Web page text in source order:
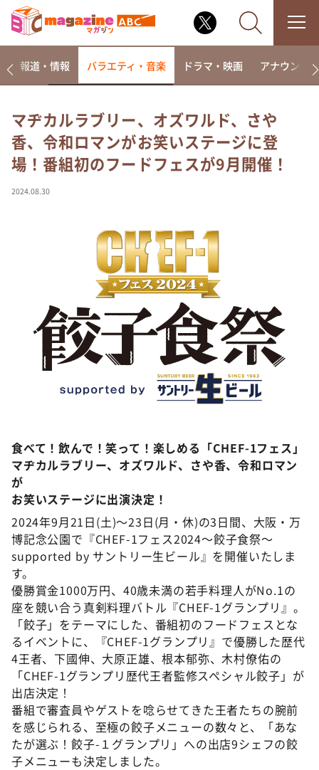
なるみ・岡村の過ぎるTV
相席食堂
これ余談なんですけど・・・
探偵！ナイトスクープ
news おかえり
河合＆A.B.C-Z塚田×福井アナ「なんでやねん！？」
（news おかえり）
DAIGOも台所 ～きょうの献立 何にする？～
本日はダイアンなり！シーズン２
朝だ！生です旅サラダ
教えて！ニュースライブ 正義のミカタ
新婚さんいらっしゃい！
ポツンと一軒家
ザキ山小屋本館
ぺこぱのまるスポ
アナ回覧板
報道・情報 バラエティ・音楽 ドラマ・映画 アナウンサー
マヂカルラブリー、オズワルド、さや
香、令和ロマンがお笑いステージに登
場！番組初のフードフェスが9月開催！
2024.08.30
©ABCテレビ
食べて！飲んで！笑って！楽しめる「CHEF-1フェス」
マヂカルラブリー、オズワルド、さや香、令和ロマン
が
お笑いステージに出演決定！
2024年9月21日(土)～23日(月・休)の3日間、大阪・万
博記念公園で『CHEF-1フェス2024～餃子食祭～
supported by サントリー生ビール』を開催いたしま
す。
優勝賞金1000万円、40歳未満の若手料理人がNo.1の
座を競い合う真剣料理バトル『CHEF-1グランプリ』。
「餃子」をテーマにした、番組初のフードフェスとな
るイベントに、『CHEF-1グランプリ』で優勝した歴代
4王者、下國伸、大原正雄、根本郁弥、木村僚佑の
「CHEF-1グランプリ歴代王者監修スペシャル餃子」が
出店決定！
番組で審査員やゲストを唸らせてきた王者たちの腕前
を感じられる、至極の餃子メニューの数々と、「あな
たが選ぶ！餃子-１グランプリ」への出店9シェフの餃
子メニューも決定しました。